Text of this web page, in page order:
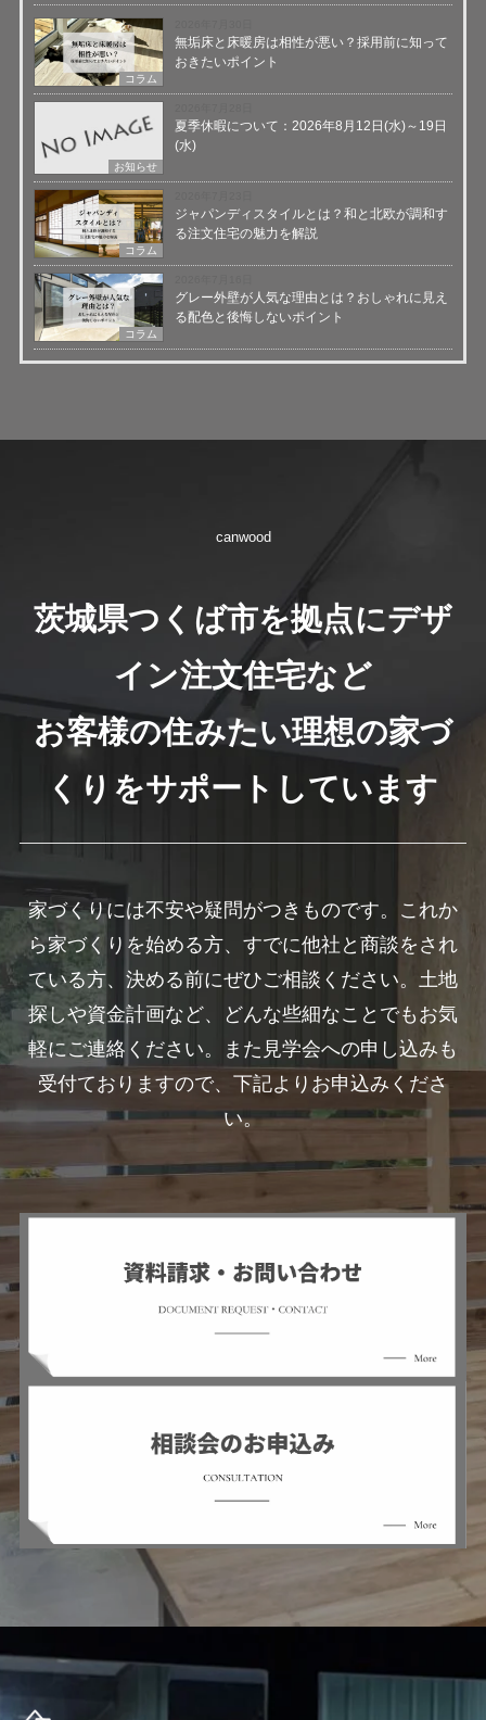
コラム
無垢床と床暖房は相性が悪い？採用前に知って
おきたいポイント
お知らせ
夏季休暇について：2026年8月12日(水)～19日
(水)
コラム
ジャパンディスタイルとは？和と北欧が調和す
る注文住宅の魅力を解説
コラム
グレー外壁が人気な理由とは？おしゃれに見え
る配色と後悔しないポイント
canwood
茨城県つくば市を拠点にデザ
イン注文住宅など
お客様の住みたい理想の家づ
くりをサポートしています
家づくりには不安や疑問がつきものです。これか
ら家づくりを始める方、すでに他社と商談をされ
ている方、決める前にぜひご相談ください。土地
探しや資金計画など、どんな些細なことでもお気
軽にご連絡ください。また見学会への申し込みも
受付ておりますので、下記よりお申込みくださ
い。